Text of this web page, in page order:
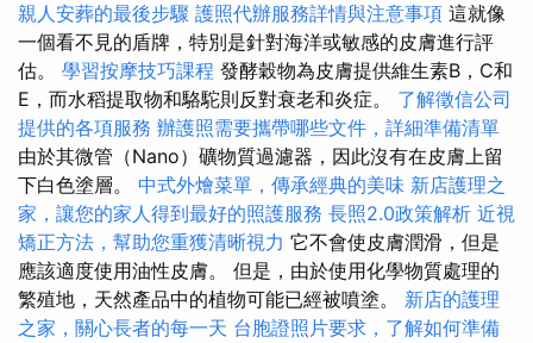
親人安葬的最後步驟 護照代辦服務詳情與注意事項 這就像
一個看不見的盾牌，特別是針對海洋或敏感的皮膚進行評
估。 學習按摩技巧課程 發酵穀物為皮膚提供維生素B，C和
E，而水稻提取物和駱駝則反對衰老和炎症。 了解徵信公司
提供的各項服務 辦護照需要攜帶哪些文件，詳細準備清單
由於其微管（Nano）礦物質過濾器，因此沒有在皮膚上留
下白色塗層。 中式外燴菜單，傳承經典的美味 新店護理之
家，讓您的家人得到最好的照護服務 長照2.0政策解析 近視
矯正方法，幫助您重獲清晰視力 它不會使皮膚潤滑，但是
應該適度使用油性皮膚。 但是，由於使用化學物質處理的
繁殖地，天然產品中的植物可能已經被噴塗。 新店的護理
之家，關心長者的每一天 台胞證照片要求，了解如何準備